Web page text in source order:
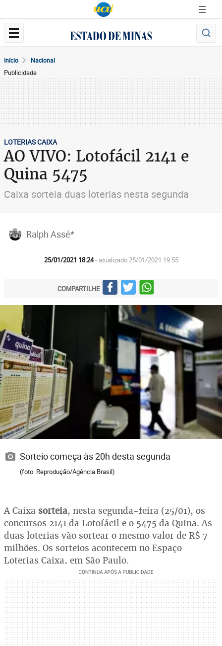
Início Nacional
Publicidade
LOTERIAS CAIXA
AO VIVO: Lotofácil 2141 e
Quina 5475
Caixa sorteia duas loterias nesta segunda
Ralph Assé*
25/01/2021 18:24- atualizado 25/01/2021 19:55
COMPARTILHE
Sorteio começa às 20h desta segunda
(foto: Reprodução/Agência Brasil)
A Caixa sorteia, nesta segunda-feira (25/01), os
concursos 2141 da Lotofácil e o 5475 da Quina. As
duas loterias vão sortear o mesmo valor de R$ 7
milhões. Os sorteios acontecem no Espaço
Loterias Caixa, em São Paulo.